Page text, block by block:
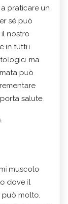
praticare un
sé può
nostro
in tutti i
ma
può
salute.
muscolo
dove il
può molto.